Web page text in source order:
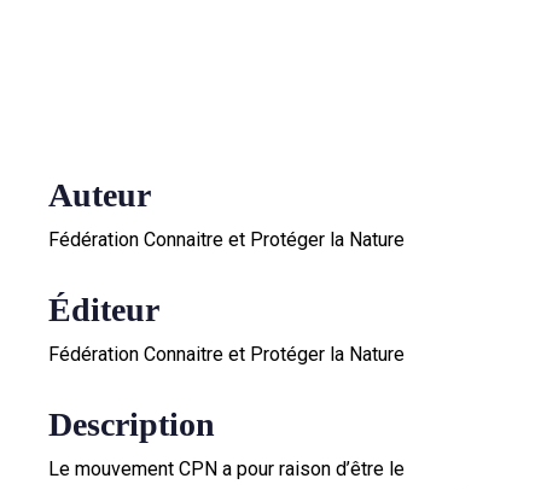
Auteur
Fédération Connaitre et Protéger la Nature
Éditeur
Fédération Connaitre et Protéger la Nature
Description
Le mouvement CPN a pour raison d’être le